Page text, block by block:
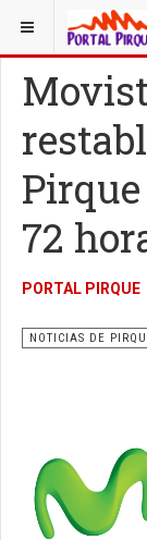
ESTÁ AQUÍ:
72
PORTAL PIRQUE
NOTICIAS DE